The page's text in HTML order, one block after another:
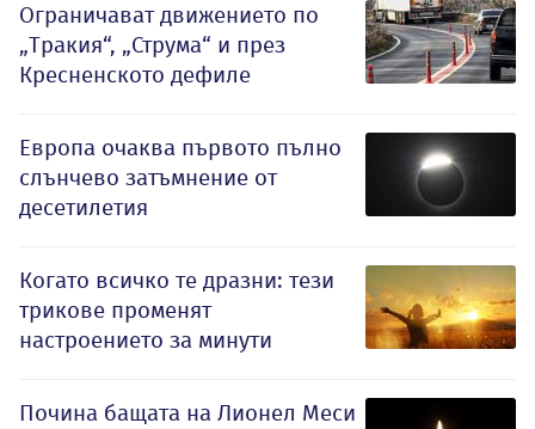
Ограничават движението по
„Тракия“, „Струма“ и през
Кресненското дефиле
Европа очаква първото пълно
слънчево затъмнение от
десетилетия
Когато всичко те дразни: тези
трикове променят
настроението за минути
Почина бащата на Лионел Меси